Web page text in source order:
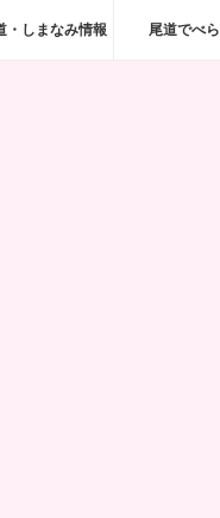
・しまなみ情報 尾道でべら